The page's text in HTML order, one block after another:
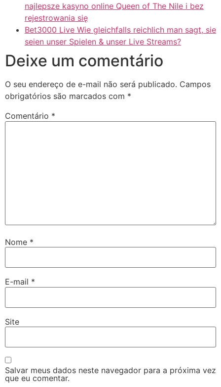
najlepsze kasyno online Queen of The Nile i bez
rejestrowania się
Bet3000 Live Wie gleichfalls reichlich man sagt, sie
seien unser Spielen & unser Live Streams?
Deixe um comentário
O seu endereço de e-mail não será publicado. Campos
obrigatórios são marcados com *
Comentário *
Nome *
E-mail *
Site
Salvar meus dados neste navegador para a próxima vez
que eu comentar.